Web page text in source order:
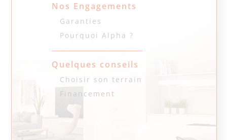
Nos Engagements
Garanties
Pourquoi Alpha ?
Quelques conseils
Choisir son terrain
Financement